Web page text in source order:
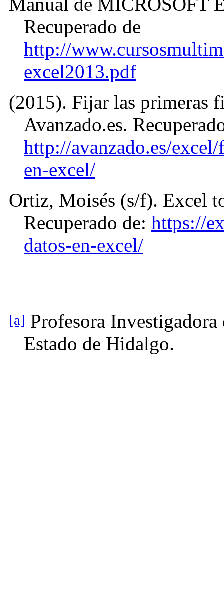
Recuperado de
http://
excel2013.pdf
(2015). Fijar las primeras
Avanzado.es.
http://avanzado.es/
en-excel/
Ortiz, Moisés (s/f). Excel
Recuperado de: https://
datos-en-excel/
[a] Profesora
Estado de Hidalgo.